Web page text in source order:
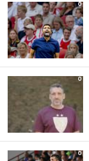
0
0
0